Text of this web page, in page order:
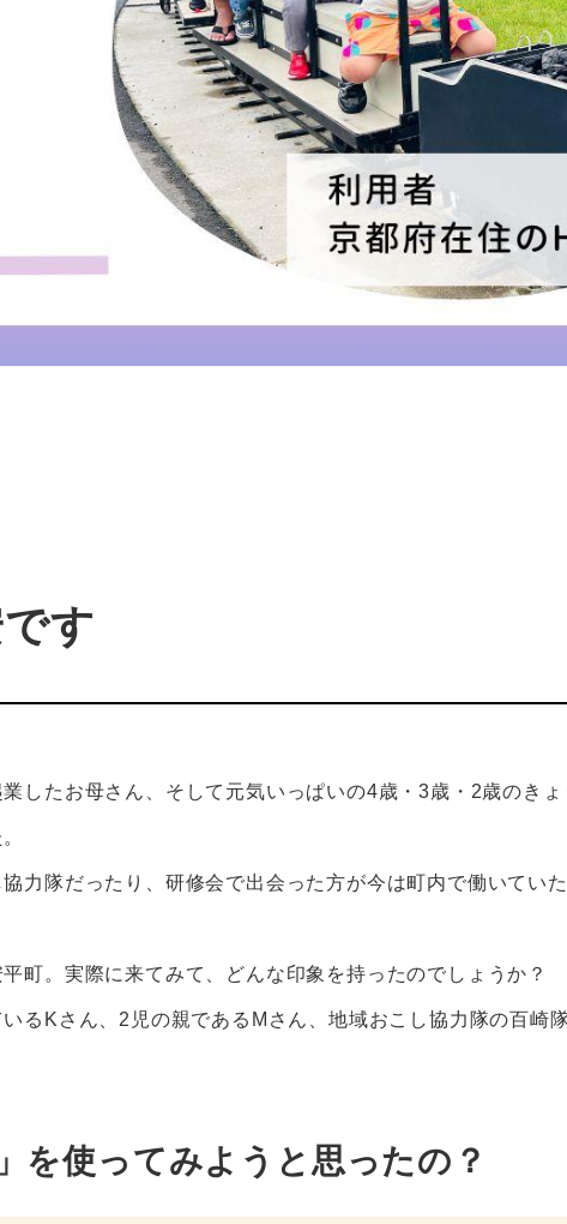
す
したお母さん、そして元気いっぱいの4歳・3歳・2歳のき
力隊だったり、研修会で出会った方が今は町内で働いてい
町。実際に来てみて、どんな印象を持ったのでしょうか？
るKさん、2児の親であるMさん、地域おこし協力隊の百崎
を使ってみようと思ったの？